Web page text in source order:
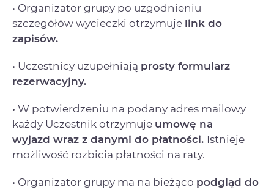
• Organizator grupy po uzgodnieniu
szczegółów wycieczki otrzymuje link do
zapisów.
• Uczestnicy uzupełniają prosty formularz
rezerwacyjny.
• W potwierdzeniu na podany adres mailowy
każdy Uczestnik otrzymuje umowę na
wyjazd wraz z danymi do płatności. Istnieje
możliwość rozbicia płatności na raty.
• Organizator grupy ma na bieżąco podgląd do